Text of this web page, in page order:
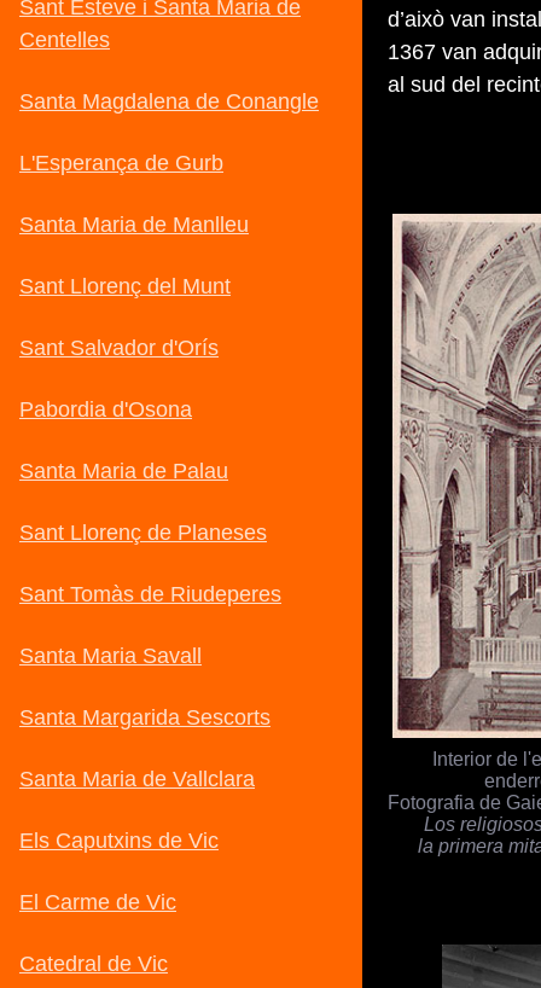
d’això van
1367 van
al sud del
Interior de
Fotografia de
Los
la primera